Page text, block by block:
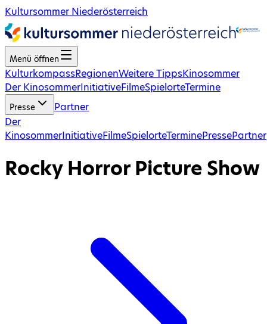
Kultursommer Niederösterreich
Menü öffnen
KulturkompassRegionenWeitere TippsKinosommer
Der KinosommerInitiativeFilmeSpielorteTermine
Presse
Partner
Der
KinosommerInitiativeFilmeSpielorteTerminePressePartner
Rocky Horror Picture Show